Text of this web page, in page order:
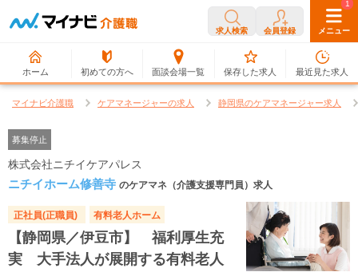
求人検索 会員登録 メニュー
ホーム 初めての方へ 面談会場一覧
0
保存した求人
1
最近見た求人
マイナビ介護職 ケアマネージャーの求人 静岡県のケアマネージャー求人
募集停止
株式会社ニチイケアパレス
ニチイホーム修善寺 のケアマネ（介護支援専門員）求人
正社員(正職員) 有料老人ホーム
【静岡県／伊豆市】 福利厚生充
実 大手法人が展開する有料老人